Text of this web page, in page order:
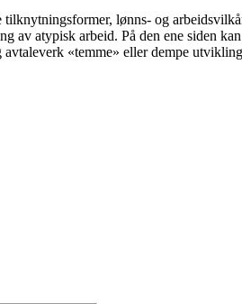
lønns- og
av atypisk arbeid. På den ene siden
«temme» eller dempe